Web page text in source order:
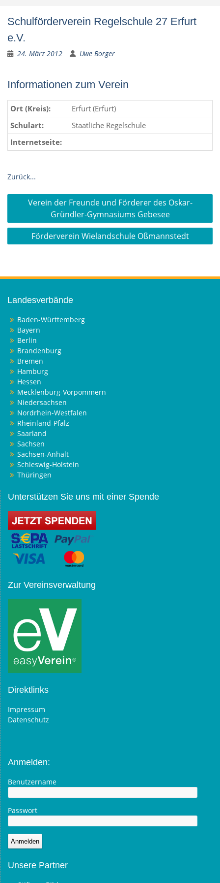
Schulförderverein Regelschule 27 Erfurt
e.V.
24. März 2012 Uwe Borger
Informationen zum Verein
Ort (Kreis):
Erfurt (Erfurt)
Schulart:
Staatliche Regelschule
Internetseite:
Zurück...
Beitragsnavigation
Verein der Freunde und Förderer des Oskar-
Gründler-Gymnasiums Gebesee
Förderverein Wielandschule Oßmannstedt
Landesverbände
Baden-Württemberg
Bayern
Berlin
Brandenburg
Bremen
Hamburg
Hessen
Mecklenburg-Vorpommern
Niedersachsen
Nordrhein-Westfalen
Rheinland-Pfalz
Saarland
Sachsen
Sachsen-Anhalt
Schleswig-Holstein
Thüringen
Unterstützen Sie uns mit einer Spende
Zur Vereinsverwaltung
Direktlinks
Impressum
Datenschutz
Anmelden:
Benutzername
Passwort
Unsere Partner